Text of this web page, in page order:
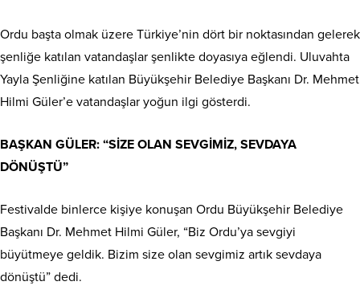
Ordu başta olmak üzere Türkiye’nin dört bir noktasından gelerek
şenliğe katılan vatandaşlar şenlikte doyasıya eğlendi. Uluvahta
Yayla Şenliğine katılan Büyükşehir Belediye Başkanı Dr. Mehmet
Hilmi Güler’e vatandaşlar yoğun ilgi gösterdi.
BAŞKAN GÜLER: “SİZE OLAN SEVGİMİZ, SEVDAYA
DÖNÜŞTÜ”
Festivalde binlerce kişiye konuşan Ordu Büyükşehir Belediye
Başkanı Dr. Mehmet Hilmi Güler, “Biz Ordu’ya sevgiyi
büyütmeye geldik. Bizim size olan sevgimiz artık sevdaya
dönüştü” dedi.